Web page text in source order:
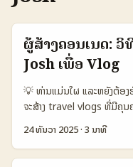
ຜູ້ສ້າງຄອນເນັດ:
Josh ເພື່ອ Vlog
💡 ທ່ານແມ່ນໃຜ ແລະຫຍັງຕ້ອ
ຈະສ້າງ travel vlogs ທີ່ມີຄຸນ
ຄວາມຄິດທີ່ສາມາດເພີ່ມ ROI
ເປັນລະດັບ. ບັນຫາຄື: ຈຸດເປັນທ
ແລະວິທີເສັ້ນທາງໃນ Josh ທີ່ຈະ
24 ທັນວາ 2025·3 ນາທີ